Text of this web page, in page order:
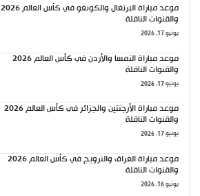
موعد مباراة البرتغال والكونغو في كأس العالم 2026
والقنوات الناقلة
يونيو 17, 2026
موعد مباراة النمسا والأردن في كأس العالم 2026
والقنوات الناقلة
يونيو 17, 2026
موعد مباراة الأرجنتين والجزائر في كأس العالم 2026
والقنوات الناقلة
يونيو 17, 2026
موعد مباراة العراق والنرويج في كأس العالم 2026
والقنوات الناقلة
يونيو 16, 2026